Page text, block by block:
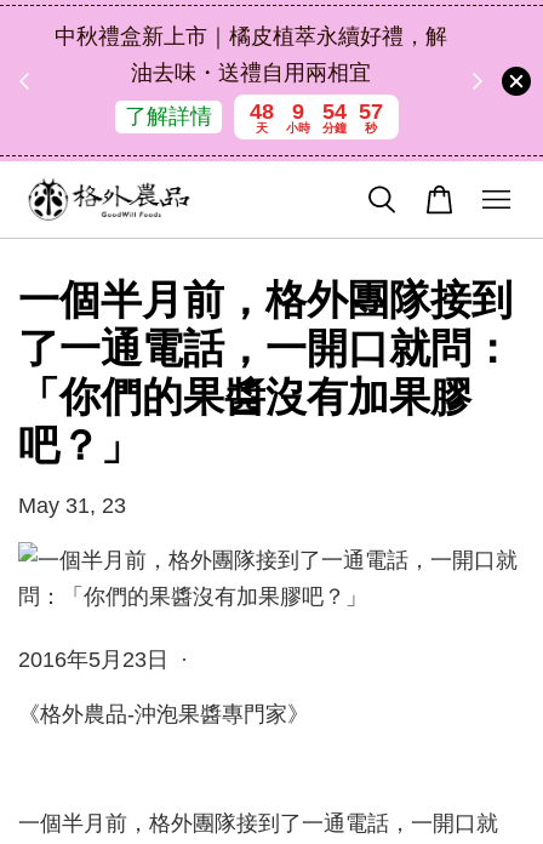
中秋禮盒新上市｜橘皮植萃永續好禮，解
油去味・送禮自用兩相宜
了解詳情
48
天
9
小時
54
分鐘
57
秒
一個半月前，格外團隊接到
了一通電話，一開口就問：
「你們的果醬沒有加果膠
吧？」
May 31, 23
2016年5月23日 ·
《格外農品-沖泡果醬專門家》
一個半月前，格外團隊接到了一通電話，一開口就